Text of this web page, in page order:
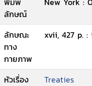
ลักษณ์
ลักษณะ
ทาง
กายภาพ
xvii, 427 p. :
หัวเรื่อง
Treaties